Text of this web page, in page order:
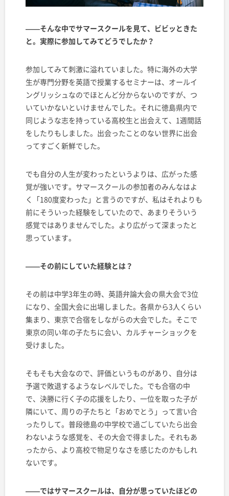
——そんな中でサマースクールを見て、ビビッときた
と。実際に参加してみてどうでしたか？
参加してみて刺激に溢れていました。特に海外の大学
生が専門分野を英語で授業するセミナーは、オールイ
ングリッシュなのでほとんど分からないのですが、つ
いていかないといけませんでした。それに徳島県内で
同じような志を持っている高校生と出会えて、1週間話
をしたりもしました。出会ったことのない世界に出会
ってすごく新鮮でした。
でも自分の人生が変わったというよりは、広がった感
覚が強いです。サマースクールの参加者のみんなはよ
く「180度変わった」と言うのですが、私はそれよりも
前にそういった経験をしていたので、あまりそういう
感覚ではありませんでした。より広がって深まったと
思っています。
——その前にしていた経験とは？
その前は中学3年生の時、英語弁論大会の県大会で3位
になり、全国大会に出場しました。各県から3人くらい
集まり、東京で合宿をしながらの大会でした。そこで
東京の同い年の子たちに会い、カルチャーショックを
受けました。
そもそも大会なので、評価というものがあり、自分は
予選で敗退するようなレベルでした。でも合宿の中
で、決勝に行く子の応援をしたり、一位を取った子が
隣にいて、周りの子たちと「おめでとう」って言い合
ったりして。普段徳島の中学校で過ごしていたら出会
わないような感覚を、その大会で得ました。それもあ
ったから、より高校で物足りなさを感じたのかもしれ
ないです。
——ではサマースクールは、自分が思っていたほどの